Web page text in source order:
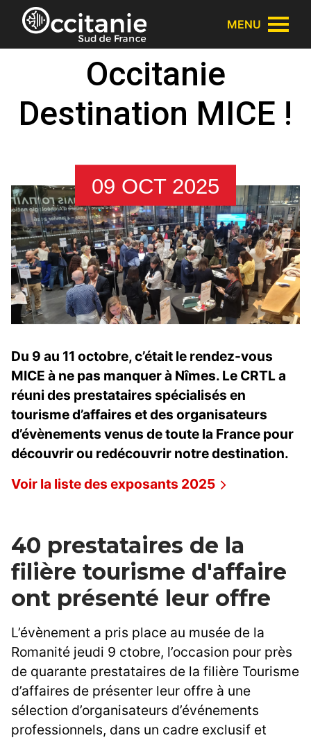
Panneau de gestion des cookies
MENU
Occitanie
Destination MICE !
09 OCT 2025
Du 9 au 11 octobre, c’était le rendez-vous
MICE à ne pas manquer à Nîmes. Le CRTL a
réuni des prestataires spécialisés en
tourisme d’affaires et des organisateurs
d’évènements venus de toute la France pour
découvrir ou redécouvrir notre destination.
Voir la liste des exposants 2025
40 prestataires de la
filière tourisme d'affaire
ont présenté leur offre
L’évènement a pris place au musée de la
Romanité jeudi 9 ctobre, l’occasion pour près
de quarante prestataires de la filière Tourisme
d’affaires de présenter leur offre à une
sélection d’organisateurs d’événements
professionnels, dans un cadre exclusif et